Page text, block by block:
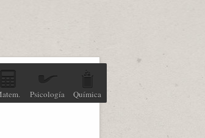
Psicología Química